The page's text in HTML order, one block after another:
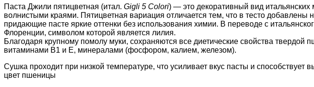
Паста Джили пятицветная (итал. Gigli 5 Colori) — это декоративный вид
волнистыми краями. Пятицветная вариация отличается тем, что в тесто
придающие пасте яркие оттенки без использования химии. В переводе с
Флоренции, символом которой является лилия.
Благодаря крупному помолу муки, сохраняются все диетические свойства твердой
витаминами B1 и E, минералами (фосфором, калием, железом).
Сушка проходит при низкой температуре, что усиливает вкус пасты и
цвет пшеницы